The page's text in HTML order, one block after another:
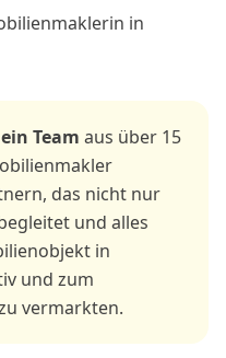
in
Team aus über 15
das nicht nur
und alles
in
und zum
vermarkten.